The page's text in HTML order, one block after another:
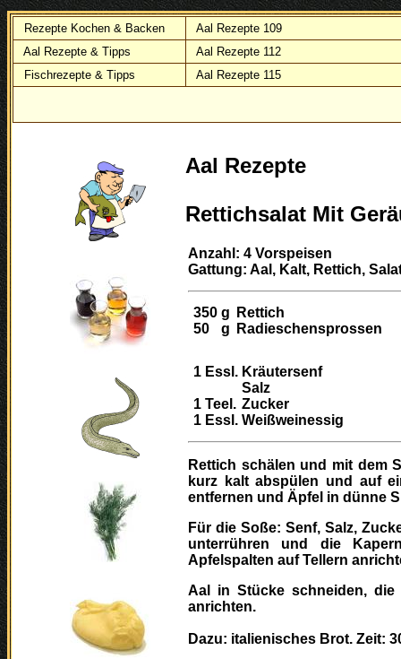
Rezepte Kochen & Backen
Aal Rezepte 109
Aal Rezepte & Tipps
Aal Rezepte 112
Fischrezepte & Tipps
Aal Rezepte 115
Aal Rezepte
Rettichsalat Mit
Anzahl: 4 Vorspeisen
Gattung: Aal, Kalt, Rettich,
350
50
g
g
Rettich
Radieschensprossen
1
1
1
Essl.
Teel.
Essl.
Kräutersenf
Salz
Zucker
Weißweinessig
Rettich schälen und mit dem
kurz kalt abspülen und auf
entfernen und Äpfel in dünne
Für die Soße: Senf, Salz,
unterrühren und die
Apfelspalten auf Tellern
Aal in Stücke schneiden,
anrichten.
Dazu: italienisches Brot. Zeit: